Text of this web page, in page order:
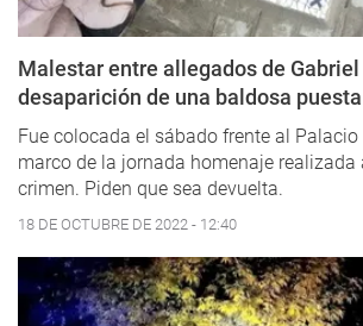
Malestar entre allegados de Gabriel
desaparición de una baldosa
Fue colocada el sábado frente al
marco de la jornada homenaje realizada
crimen. Piden que sea devuelta.
18 DE OCTUBRE DE 2022 - 12:40